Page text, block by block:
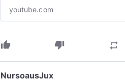
youtube.com
thumb_up thumb_down repeat
NursoausJux